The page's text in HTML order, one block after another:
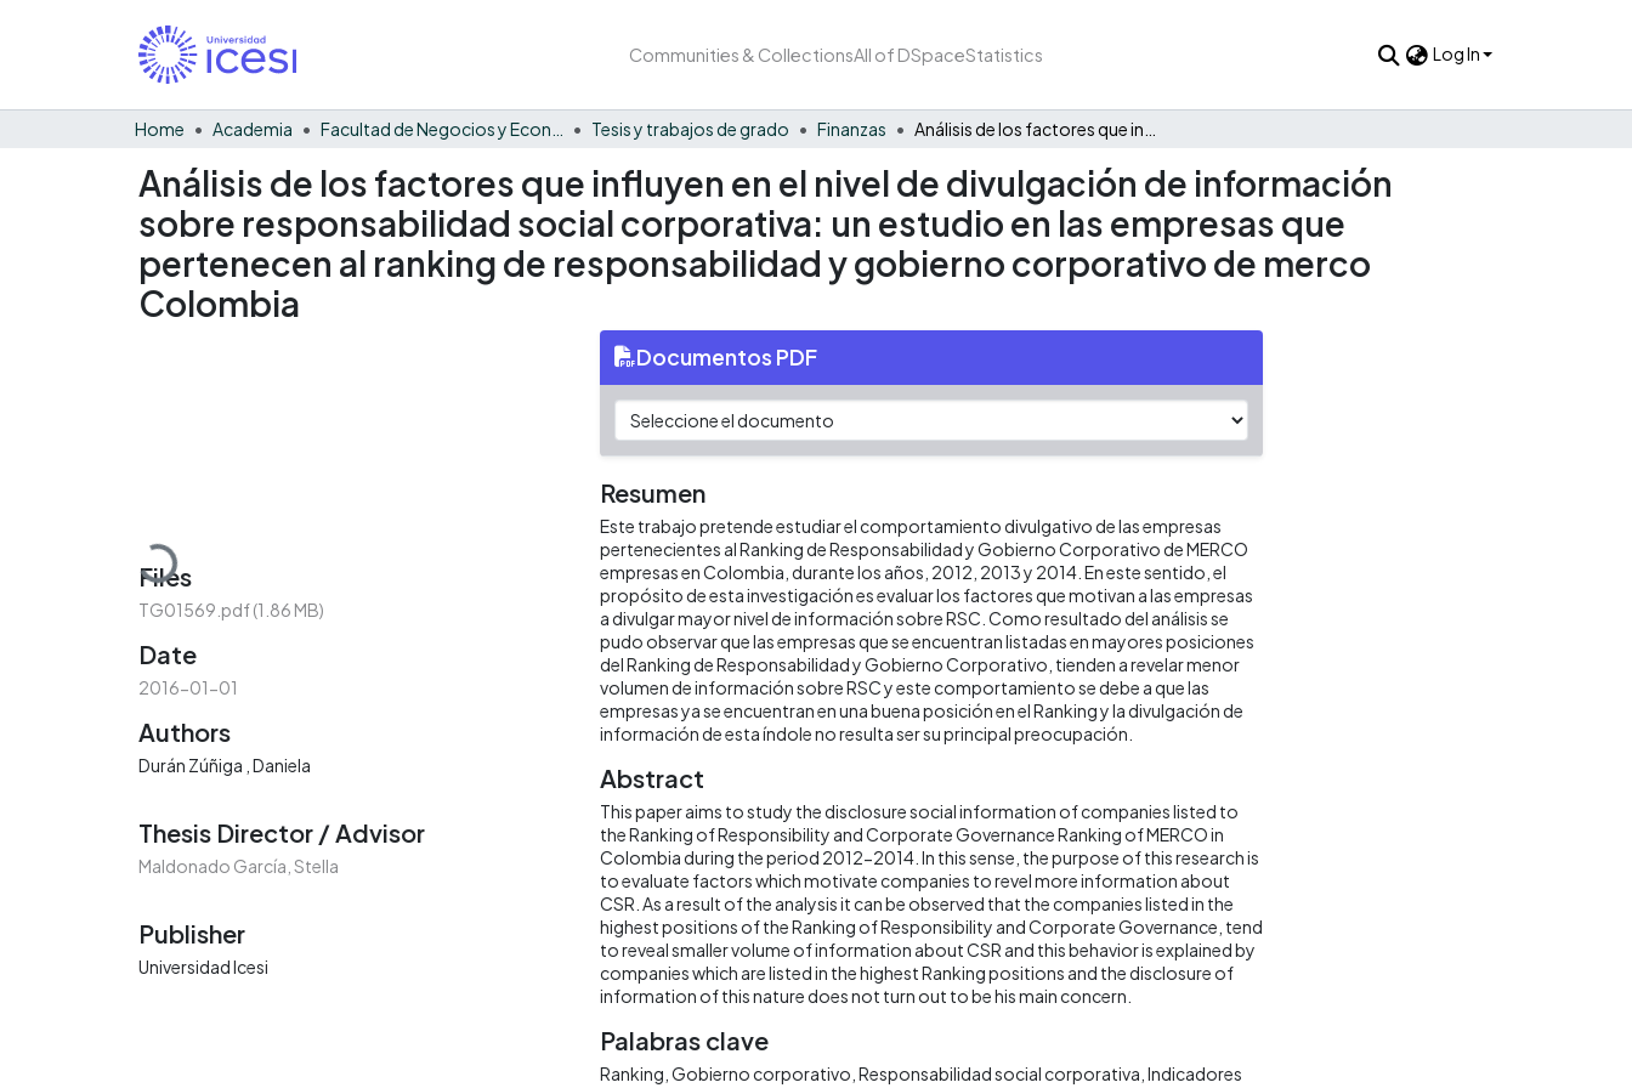
Communities & CollectionsAll of DSpaceStatistics Log In
Home Academia Tesis y trabajos de grado Finanzas
Análisis de los factores que influyen en el nivel de divulgación de información
sobre responsabilidad social corporativa: un estudio en las empresas que
pertenecen al ranking de responsabilidad y gobierno corporativo de merco
Colombia
Loading...
Files
TG01569.pdf(1.86 MB)
Date
2016-01-01
Authors
Durán Zúñiga , Daniela
Thesis Director / Advisor
Maldonado García, Stella
Publisher
Universidad Icesi
Documentos PDF
Resumen
Este trabajo pretende estudiar el comportamiento divulgativo de las empresas
pertenecientes al Ranking de Responsabilidad y Gobierno Corporativo de MERCO
empresas en Colombia, durante los años, 2012, 2013 y 2014. En este sentido, el
propósito de esta investigación es evaluar los factores que motivan a las empresas
a divulgar mayor nivel de información sobre RSC. Como resultado del análisis se
pudo observar que las empresas que se encuentran listadas en mayores posiciones
del Ranking de Responsabilidad y Gobierno Corporativo, tienden a revelar menor
volumen de información sobre RSC y este comportamiento se debe a que las
empresas ya se encuentran en una buena posición en el Ranking y la divulgación de
información de esta índole no resulta ser su principal preocupación.
Abstract
This paper aims to study the disclosure social information of companies listed to
the Ranking of Responsibility and Corporate Governance Ranking of MERCO in
Colombia during the period 2012-2014. In this sense, the purpose of this research is
to evaluate factors which motivate companies to revel more information about
CSR. As a result of the analysis it can be observed that the companies listed in the
highest positions of the Ranking of Responsibility and Corporate Governance, tend
to reveal smaller volume of information about CSR and this behavior is explained by
companies which are listed in the highest Ranking positions and the disclosure of
information of this nature does not turn out to be his main concern.
Palabras clave
Ranking Gobierno corporativo Responsabilidad social corporativa Indicadores